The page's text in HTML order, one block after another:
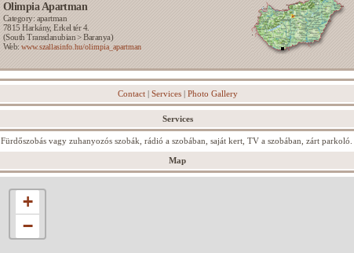
Olimpia Apartman
Category: apartman
7815Harkány, Erkel tér 4.
(South Transdanubian>Baranya)
Web:www.szallasinfo.hu/olimpia_apartman
Contact| Services| Photo Gallery
Services
Fürdőszobás vagy zuhanyozós szobák, rádió a szobában, saját kert, TV a szobában, zárt parkoló.
Map
+
−